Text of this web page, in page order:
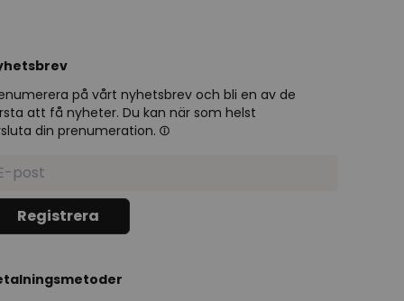
på vårt nyhetsbrev och bli en av de
att få nyheter. Du kan när som helst
din prenumeration.